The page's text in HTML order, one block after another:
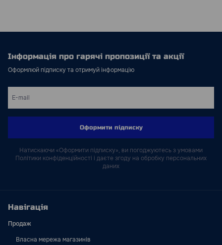
Інформація про гарячі пропозиції та акції
Оформлюй підписку та отримуй інформацію
Оформити підписку
Натискаючи «Оформити підписку», ви погоджуютесь з умовами
Політики конфіденційності і даєте згоду на обробку персональних
даних
Навігація
Продаж
Власна мережа магазинів